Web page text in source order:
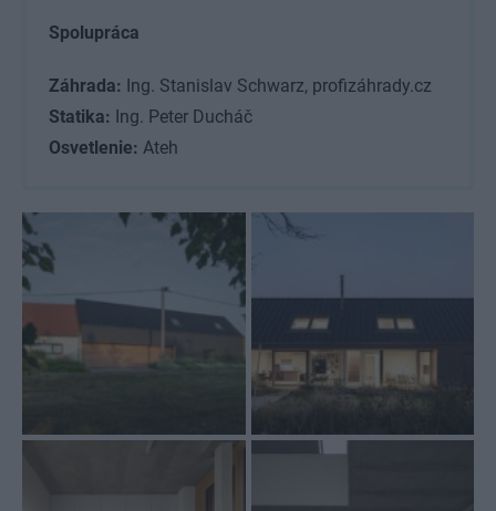
Spolupráca
Záhrada: Ing. Stanislav Schwarz, profizáhrady.cz
Statika: Ing. Peter Ducháč
Osvetlenie: Ateh